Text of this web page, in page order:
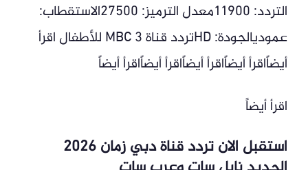
التردد: 11900معدل الترميز: 27500الاستقطاب:
عموديالجودة: HDتردد قناة MBC 3 للأطفال اقرأ
أيضاًاقرأ أيضاًاقرأ أيضاًاقرأ أيضاًاقرأ أيضاً
اقرأ أيضاً
استقبل الان تردد قناة دبي زمان 2026